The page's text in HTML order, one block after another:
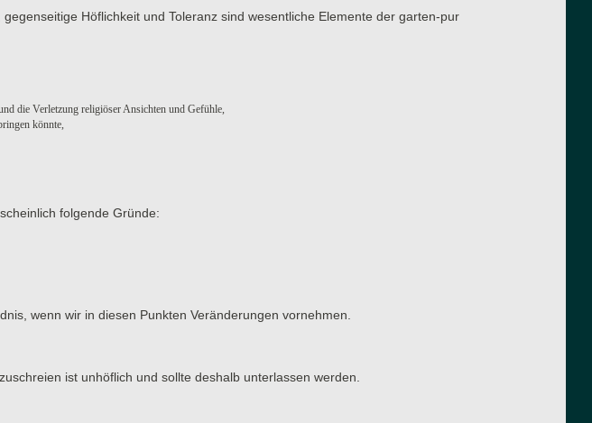
Höflichkeit und Toleranz sind wesentliche Elemente der garten-pur
die Verletzung religiöser Ansichten und Gefühle,
könnte,
folgende Gründe:
wenn wir in diesen Punkten Veränderungen vornehmen.
ist unhöflich und sollte deshalb unterlassen werden.